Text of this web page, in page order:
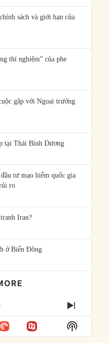
sách và giới hạn của
thí nghiệm” của phe
gặp với Ngoại trưởng
tại Thái Bình Dương
tư mạo hiểm quốc gia
ro
Iran?
ở Biển Đông
NEXT
Show
Podcast